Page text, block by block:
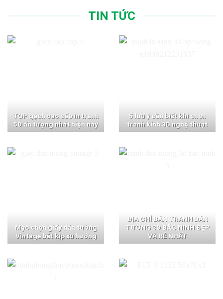
TIN TỨC
TOP gạch cao cấp in tranh
5D ấn tượng nhất hiện nay
5 lưu ý cần biết khi chọn
tranh kính 3D nghệ thuật
Mẹo chọn giấy dán tường
Vintage bắt kịp xu hướng
ĐỊA CHỈ BÁN TRANH DÁN
TƯỜNG 3D BẮC NINH ĐẸP
VÀ RẺ NHẤT